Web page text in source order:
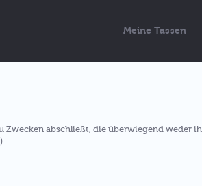
Meine Tassen
Zwecken abschließt, die überwiegend weder